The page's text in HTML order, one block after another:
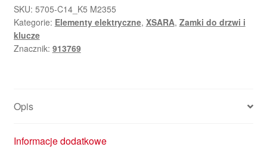
Drzwi
Citroën
Xsara
913769
SKU: 5705-C14_K5 M2355
Kategorie: Elementy elektryczne, XSARA, Zamki do drzwi i
klucze
Znacznik: 913769
Opis
Informacje dodatkowe